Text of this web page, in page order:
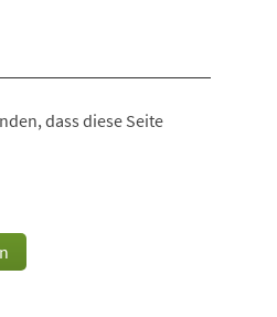
dass diese Seite